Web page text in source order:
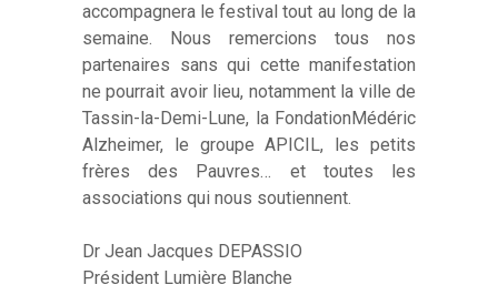
accompagnera le festival tout au long de la
semaine. Nous remercions tous nos
partenaires sans qui cette manifestation
ne pourrait avoir lieu, notamment la ville de
Tassin-la-Demi-Lune, la FondationMédéric
Alzheimer, le groupe APICIL, les petits
frères des Pauvres… et toutes les
associations qui nous soutiennent.
Dr Jean Jacques DEPASSIO
Président Lumière Blanche